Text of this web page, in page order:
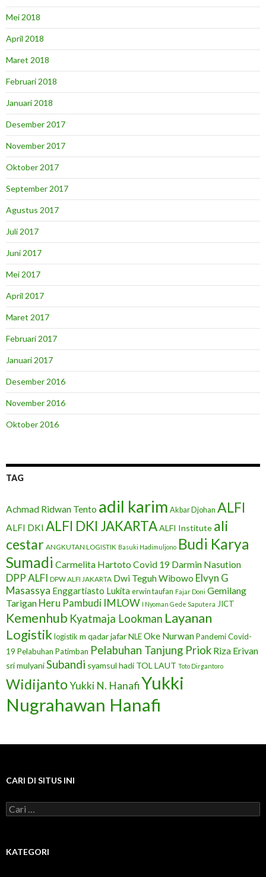
Mei 2018
April 2018
Maret 2018
Februari 2018
Januari 2018
Desember 2017
November 2017
Oktober 2017
September 2017
Agustus 2017
Juli 2017
Juni 2017
Mei 2017
April 2017
Maret 2017
Februari 2017
Januari 2017
Desember 2016
November 2016
Oktober 2016
TAG
Achmad Ridwan Tento adil karim Akbar Djohan ALFI
ALFI DKI ALFI DKI JAKARTAALFI Institute ali
cestar ANGKUTAN LOGISTIK Basuki Hadimuljono Budi Karya
Sumadi Carmelita HartotoCovid 19 Darmin Nasution
DPP ALFI DPW ALFI JAKARTA Dwi Teguh Wibowo Elvyn G
Masassya Enggartiasto Lukita erwin taufan Fajar Doni Gemilang
Tarigan Heru Pambudi IMLOW I Nyoman Gede Saputera JICT
Kemenhub Kyatmaja Lookman Layanan
Logistik logistik m qadar jafarNLEOke NurwanPandemi Covid-
19 Pelabuhan Patimban Pelabuhan Tanjung Priok Riza Erivan
sri mulyaniSubandi syamsul hadi TOL LAUT Toto Dirgantoro
WidijantoYukki N. HanafiYukki
Nugrahawan Hanafi
CARI DI SITUS INI
C
a
u
KATEGORI